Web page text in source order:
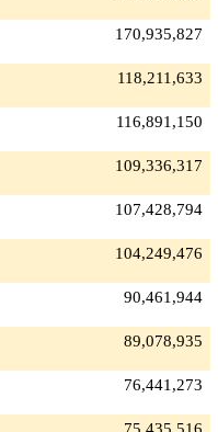
170,935,827
118,211,633
116,891,150
109,336,317
107,428,794
104,249,476
90,461,944
89,078,935
76,441,273